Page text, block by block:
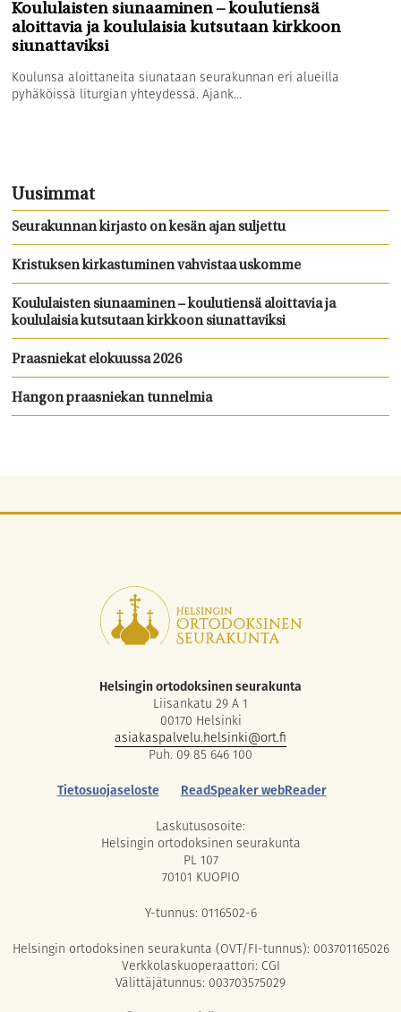
Koululaisten siunaaminen – koulutiensä
aloittavia ja koululaisia kutsutaan kirkkoon
siunattaviksi
Koulunsa aloittaneita siunataan seurakunnan eri alueilla
pyhäköissä liturgian yhteydessä. Ajank...
Uusimmat
Seurakunnan kirjasto on kesän ajan suljettu
Kristuksen kirkastuminen vahvistaa uskomme
Koululaisten siunaaminen – koulutiensä aloittavia ja
koululaisia kutsutaan kirkkoon siunattaviksi
Praasniekat elokuussa 2026
Hangon praasniekan tunnelmia
Helsingin ortodoksinen seurakunta
Liisankatu 29 A 1
00170 Helsinki
asiakaspalvelu.helsinki@ort.fi
Puh. 09 85 646 100
Tietosuojaseloste
ReadSpeaker webReader
Laskutusosoite:
Helsingin ortodoksinen seurakunta
PL 107
70101 KUOPIO
Y-tunnus: 0116502-6
Helsingin ortodoksinen seurakunta (OVT/FI-tunnus): 003701165026
Verkkolaskuoperaattori: CGI
Välittäjätunnus: 003703575029